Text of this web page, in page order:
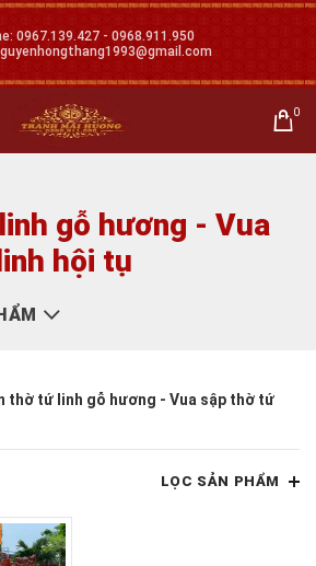
0967.139.427 - 0968.911.950
0
gỗ hương - Vua
hội tụ
thờ tứ linh gỗ hương - Vua sập thờ tứ
LỌC SẢN PHẨM